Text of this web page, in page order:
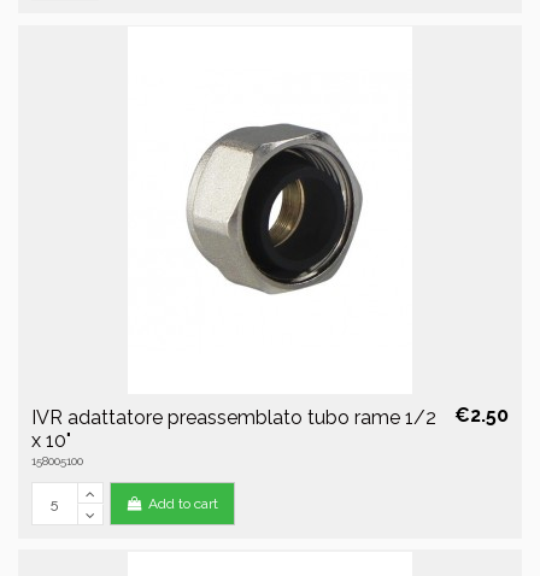
IVR adattatore preassemblato tubo rame 1/2
x 10"
158005100
€2.50
Add to cart